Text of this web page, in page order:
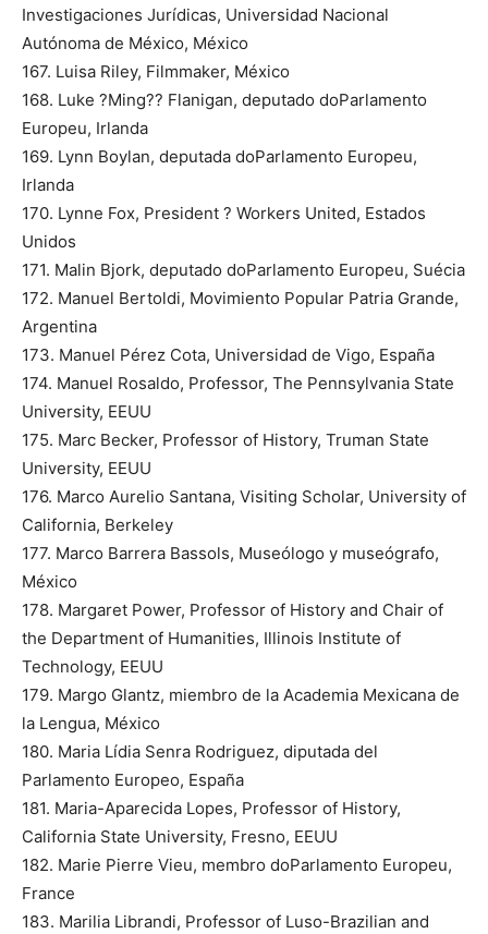
Investigaciones Jurídicas, Universidad Nacional
Autónoma de México, México
167. Luisa Riley, Filmmaker, México
168. Luke ?Ming?? Flanigan, deputado doParlamento
Europeu, Irlanda
169. Lynn Boylan, deputada doParlamento Europeu,
Irlanda
170. Lynne Fox, President ? Workers United, Estados
Unidos
171. Malin Bjork, deputado doParlamento Europeu, Suécia
172. Manuel Bertoldi, Movimiento Popular Patria Grande,
Argentina
173. Manuel Pérez Cota, Universidad de Vigo, España
174. Manuel Rosaldo, Professor, The Pennsylvania State
University, EEUU
175. Marc Becker, Professor of History, Truman State
University, EEUU
176. Marco Aurelio Santana, Visiting Scholar, University of
California, Berkeley
177. Marco Barrera Bassols, Museólogo y museógrafo,
México
178. Margaret Power, Professor of History and Chair of
the Department of Humanities, Illinois Institute of
Technology, EEUU
179. Margo Glantz, miembro de la Academia Mexicana de
la Lengua, México
180. Maria Lídia Senra Rodriguez, diputada del
Parlamento Europeo, España
181. Maria-Aparecida Lopes, Professor of History,
California State University, Fresno, EEUU
182. Marie Pierre Vieu, membro doParlamento Europeu,
France
183. Marilia Librandi, Professor of Luso-Brazilian and